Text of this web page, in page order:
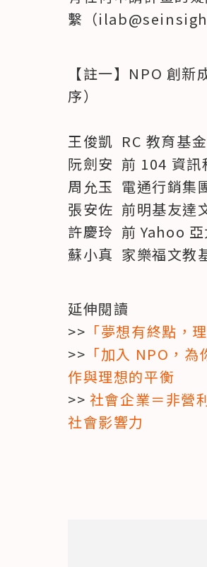
繫（
【註一】NPO 創
序）
王俊凱  RC 教育基
阮劍安  前 104 資
周允玉  電通行銷集
張安佐  前明基友達
許慶玲  前 Yahoo
蘇小真  家樂福文教
延伸閱讀
>> 「夢想有終點，
>> 「加入 NPO，
作與理想的平衡
>> 社會企業＝非營
社會影響力